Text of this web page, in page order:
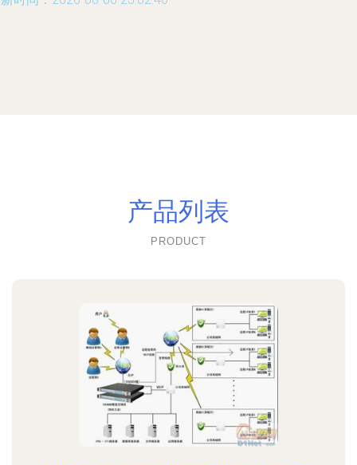
产品列表
PRODUCT